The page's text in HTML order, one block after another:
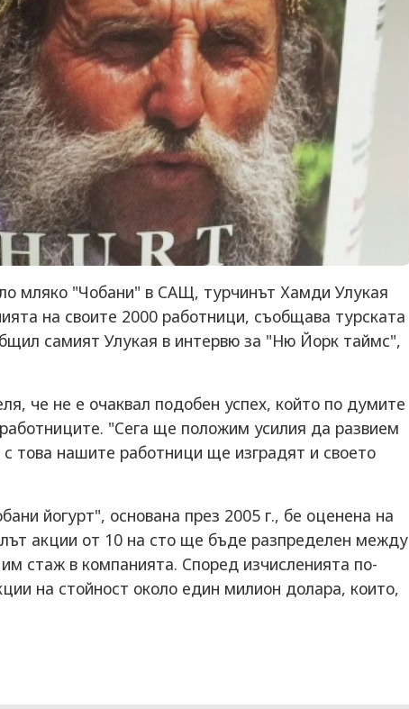
мляко "Чобани" в САЩ, турчинът Хамди Улукая
на своите 2000 работници, съобщава турската
самият Улукая в интервю за "Ню Йорк таймс",
че не е очаквал подобен успех, който по думите
"Сега ще положим усилия да развием
това нашите работници ще изградят и своето
йогурт", основана през 2005 г., бе оценена на
акции от 10 на сто ще бъде разпределен между
стаж в компанията. Според изчисленията по-
на стойност около един милион долара, които,